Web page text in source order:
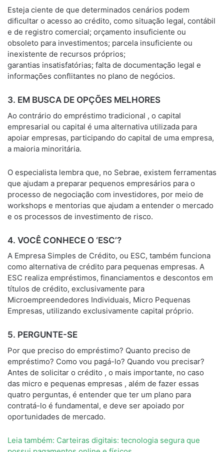
Esteja ciente de que determinados cenários podem
dificultar o acesso ao crédito, como situação legal, contábil
e de registro comercial; orçamento insuficiente ou
obsoleto para investimentos; parcela insuficiente ou
inexistente de recursos próprios;
garantias insatisfatórias; falta de documentação legal e
informações conflitantes no plano de negócios.
3. EM BUSCA DE OPÇÕES MELHORES
Ao contrário do empréstimo tradicional , o capital
empresarial ou capital é uma alternativa utilizada para
apoiar empresas, participando do capital de uma empresa,
a maioria minoritária.
O especialista lembra que, no Sebrae, existem ferramentas
que ajudam a preparar pequenos empresários para o
processo de negociação com investidores, por meio de
workshops e mentorias que ajudam a entender o mercado
e os processos de investimento de risco.
4. VOCÊ CONHECE O ‘ESC’?
A Empresa Simples de Crédito, ou ESC, também funciona
como alternativa de crédito para pequenas empresas. A
ESC realiza empréstimos, financiamentos e descontos em
títulos de crédito, exclusivamente para
Microempreendedores Individuais, Micro Pequenas
Empresas, utilizando exclusivamente capital próprio.
5. PERGUNTE-SE
Por que preciso do empréstimo? Quanto preciso de
empréstimo? Como vou pagá-lo? Quando vou precisar?
Antes de solicitar o crédito , o mais importante, no caso
das micro e pequenas empresas , além de fazer essas
quatro perguntas, é entender que ter um plano para
contratá-lo é fundamental, e deve ser apoiado por
oportunidades de mercado.
Leia também: Carteiras digitais: tecnologia segura que